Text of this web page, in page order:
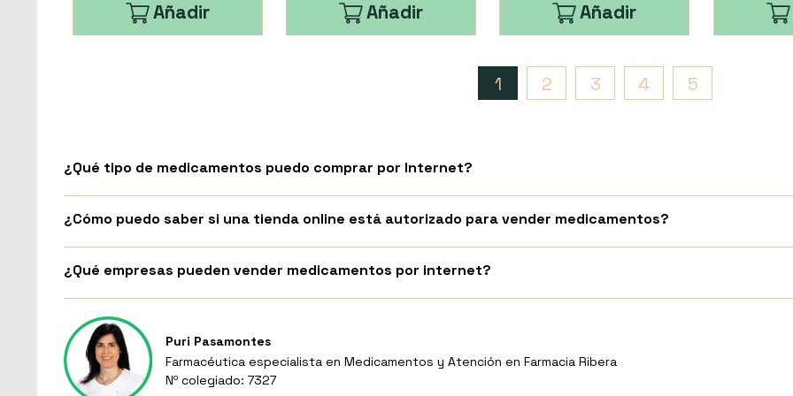
Añadir Añadir Añadir
1 2 3 4 5
¿Qué tipo de medicamentos puedo comprar por Internet?
¿Cómo puedo saber si una tienda online está autorizado para vender medicamentos?
¿Qué empresas pueden vender medicamentos por internet?
Puri Pasamontes
Farmacéutica especialista en Medicamentos y Atención en Farmacia Ribera
Nº colegiado: 7327